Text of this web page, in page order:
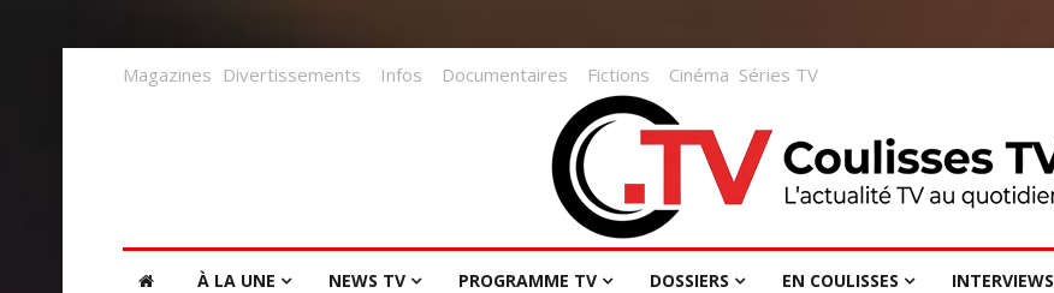
Magazines Divertissements Infos Documentaires Fictions Cinéma Séries TV
À LA UNE NEWS TV PROGRAMME TV DOSSIERS EN COULISSES INTERVIEWS